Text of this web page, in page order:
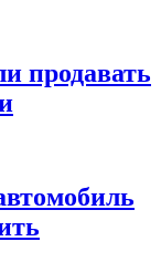
продавать